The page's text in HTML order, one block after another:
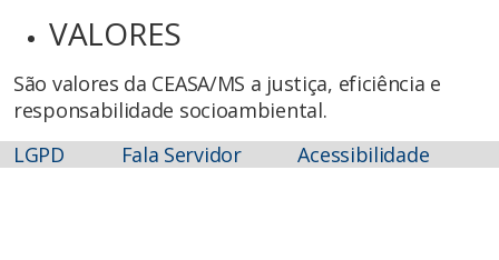
VALORES
São valores da CEASA/MS a justiça, eficiência e
responsabilidade socioambiental.
LGPD
Fala Servidor Acessibilidade